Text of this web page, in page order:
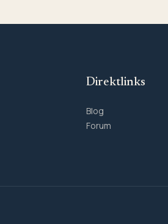
Direktlinks
Blog
Forum